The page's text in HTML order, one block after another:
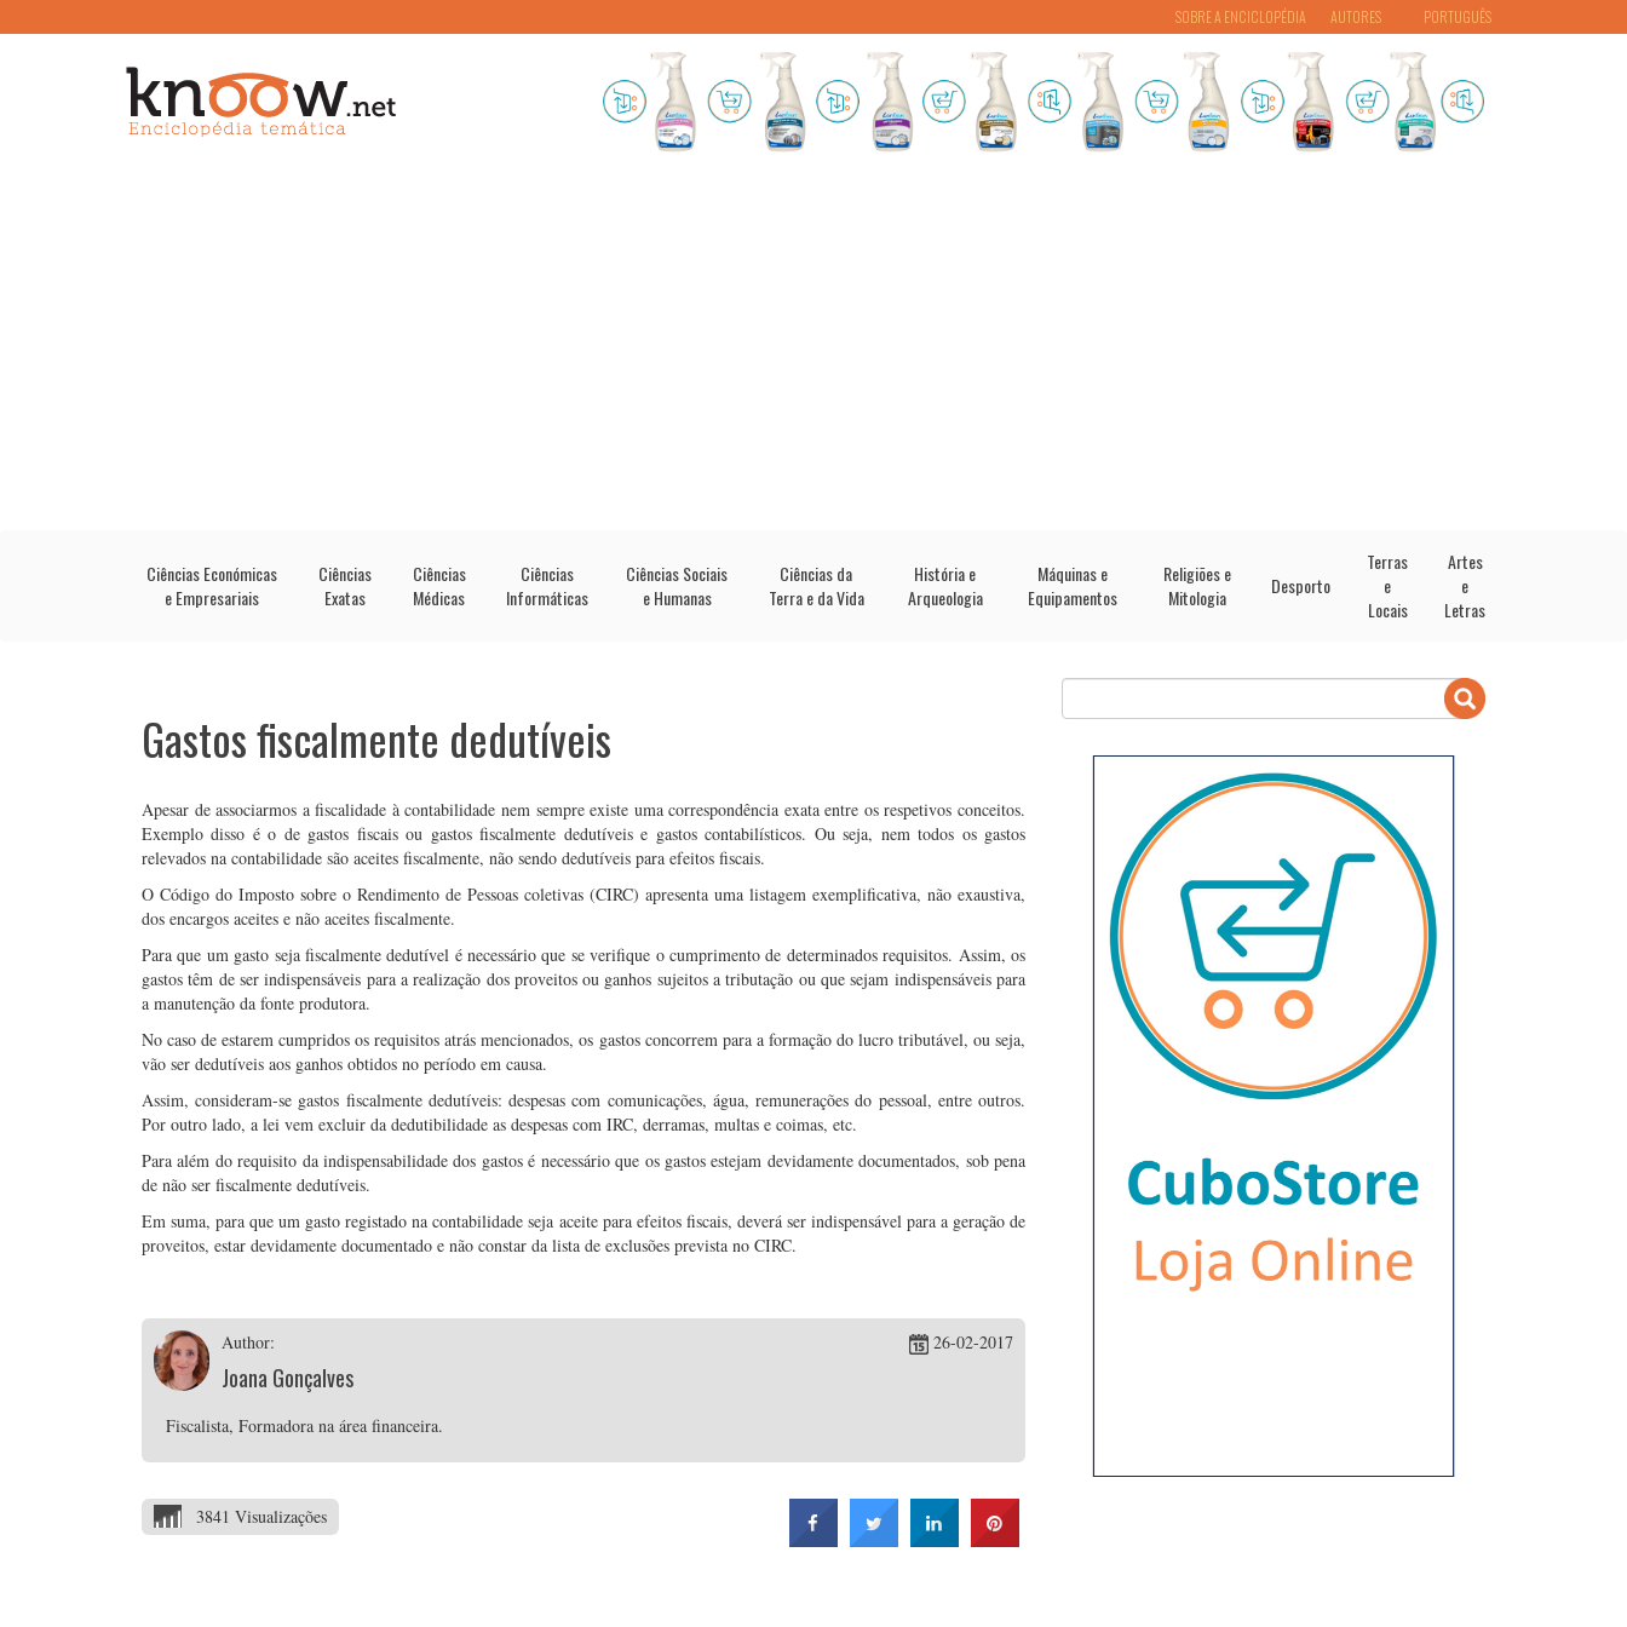
PORTUGUÊS
SOBRE A ENCICLOPÉDIA AUTORES
Ciências Económicas
e Empresariais
Ciências
Exatas
Ciências
Médicas
Ciências
Informáticas
Ciências Sociais
e Humanas
Ciências da
Terra e da Vida
História e
Arqueologia
Máquinas e
Equipamentos
Religiões e
Mitologia
Desporto
Terras
e
Locais
Artes
e
Letras
Gastos fiscalmente dedutíveis
Apesar de associarmos a fiscalidade à contabilidade nem sempre existe uma correspondência exata entre os respetivos conceitos.
Exemplo disso é o de gastos fiscais ou gastos fiscalmente dedutíveis e gastos contabilísticos. Ou seja, nem todos os gastos
relevados na contabilidade são aceites fiscalmente, não sendo dedutíveis para efeitos fiscais.
O Código do Imposto sobre o Rendimento de Pessoas coletivas (CIRC) apresenta uma listagem exemplificativa, não exaustiva,
dos encargos aceites e não aceites fiscalmente.
Para que um gasto seja fiscalmente dedutível é necessário que se verifique o cumprimento de determinados requisitos. Assim, os
gastos têm de ser indispensáveis para a realização dos proveitos ou ganhos sujeitos a tributação ou que sejam indispensáveis para
a manutenção da fonte produtora.
No caso de estarem cumpridos os requisitos atrás mencionados, os gastos concorrem para a formação do lucro tributável, ou seja,
vão ser dedutíveis aos ganhos obtidos no período em causa.
Assim, consideram-se gastos fiscalmente dedutíveis: despesas com comunicações, água, remunerações do pessoal, entre outros.
Por outro lado, a lei vem excluir da dedutibilidade as despesas com IRC, derramas, multas e coimas, etc.
Para além do requisito da indispensabilidade dos gastos é necessário que os gastos estejam devidamente documentados, sob pena
de não ser fiscalmente dedutíveis.
Em suma, para que um gasto registado na contabilidade seja aceite para efeitos fiscais, deverá ser indispensável para a geração de
proveitos, estar devidamente documentado e não constar da lista de exclusões prevista no CIRC.
Author:
Joana Gonçalves
26-02-2017
Fiscalista, Formadora na área financeira.
3841 Visualizações